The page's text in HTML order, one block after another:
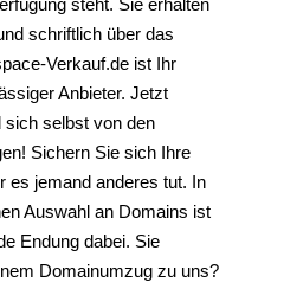
steht. Sie erhalten
schriftlich über das
Verkauf.de ist Ihr
Anbieter. Jetzt
sich selbst von den
Sichern Sie sich Ihre
es jemand anderes tut. In
Auswahl an Domains ist
Endung dabei. Sie
Domainumzug zu uns?